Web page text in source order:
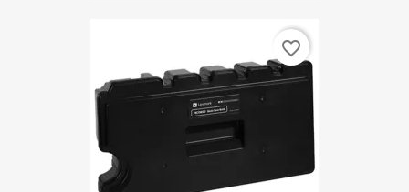
favorite_border